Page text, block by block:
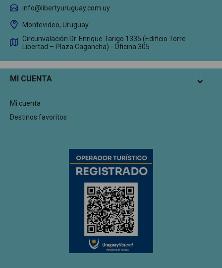
info@libertyuruguay.com.uy
Montevideo, Uruguay
Circunvalación Dr. Enrique Tarigo 1335 (Edificio Torre
Libertad – Plaza Cagancha) - Oficina 305
MI CUENTA
Mi cuenta
Destinos favoritos